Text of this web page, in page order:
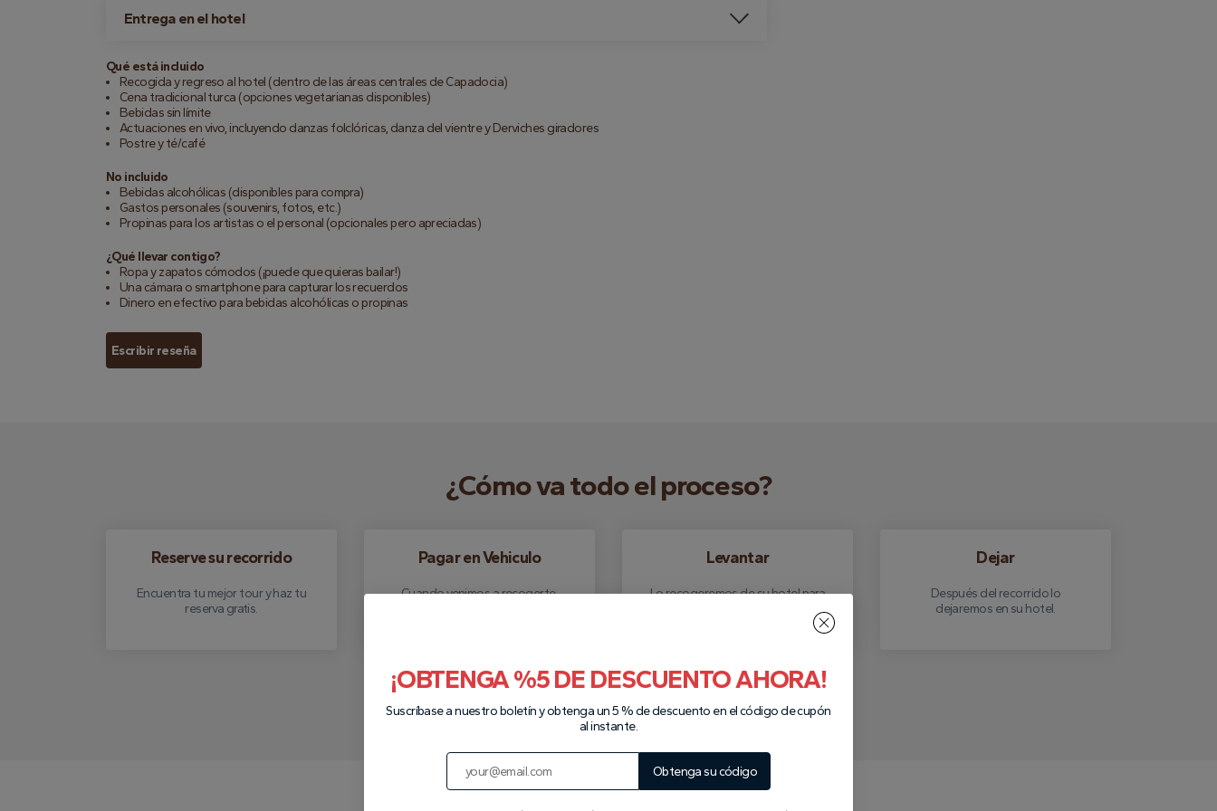
Entrega en el hotel
Qué está incluido
Recogida y regreso al hotel (dentro de las áreas centrales de Capadocia)
Cena tradicional turca (opciones vegetarianas disponibles)
Bebidas sin límite
Actuaciones en vivo, incluyendo danzas folclóricas, danza del vientre y Derviches giradores
Postre y té/café
No incluido
Bebidas alcohólicas (disponibles para compra)
Gastos personales (souvenirs, fotos, etc.)
Propinas para los artistas o el personal (opcionales pero apreciadas)
¿Qué llevar contigo?
Ropa y zapatos cómodos (¡puede que quieras bailar!)
Una cámara o smartphone para capturar los recuerdos
Dinero en efectivo para bebidas alcohólicas o propinas
Escribir reseña
¿Cómo va todo el proceso?
Reserve su recorrido
Encuentra tu mejor tour y haz tu
reserva gratis.
Pagar en Vehiculo
Cuando venimos a recogerte,
Levantar
Lo recogeremos de su hotel para
Dejar
Después del recorrido lo
dejaremos en su hotel.
¡OBTENGA %5 DE DESCUENTO AHORA!
Suscríbase a nuestro boletín y obtenga un 5 % de descuento en el código de cupón
al instante.
Obtenga su código